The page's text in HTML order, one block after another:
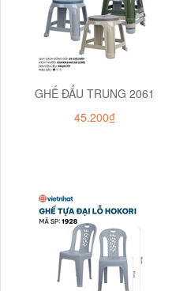
GHẾ ĐẨU TRUNG 2061
45.200₫